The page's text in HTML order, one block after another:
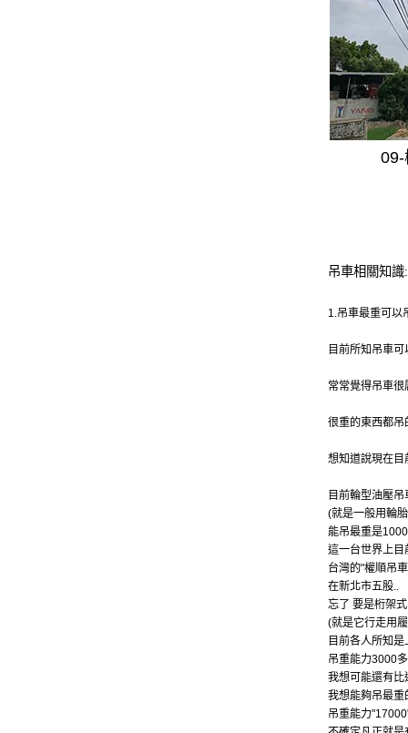
吊車相關知識:
1.吊車最重可以
目前所知吊車
常常覺得吊車很
很重的東西都吊
想知道說現在目
目前輪型油壓吊
(就是一般用輪
能吊最重是
這一台世界上目
台灣的"權順吊
在新北市五股..
忘了 要是桁架
(就是它行走用
目前各人所知
吊重能力3000
我想可能還有比
我想能夠吊最重
吊重能力